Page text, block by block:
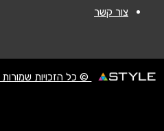
צור קשר
© כל הזכויות שמורות STYLE ניהול מועדוני לקוחות